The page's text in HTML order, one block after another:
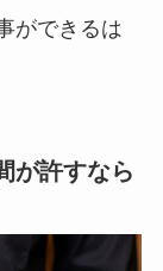
ができるは
が許すなら